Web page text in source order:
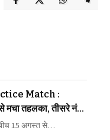
Match :
तहलका, तीसरे नंबर
गुरनूर ने भी
15 अगस्त से…